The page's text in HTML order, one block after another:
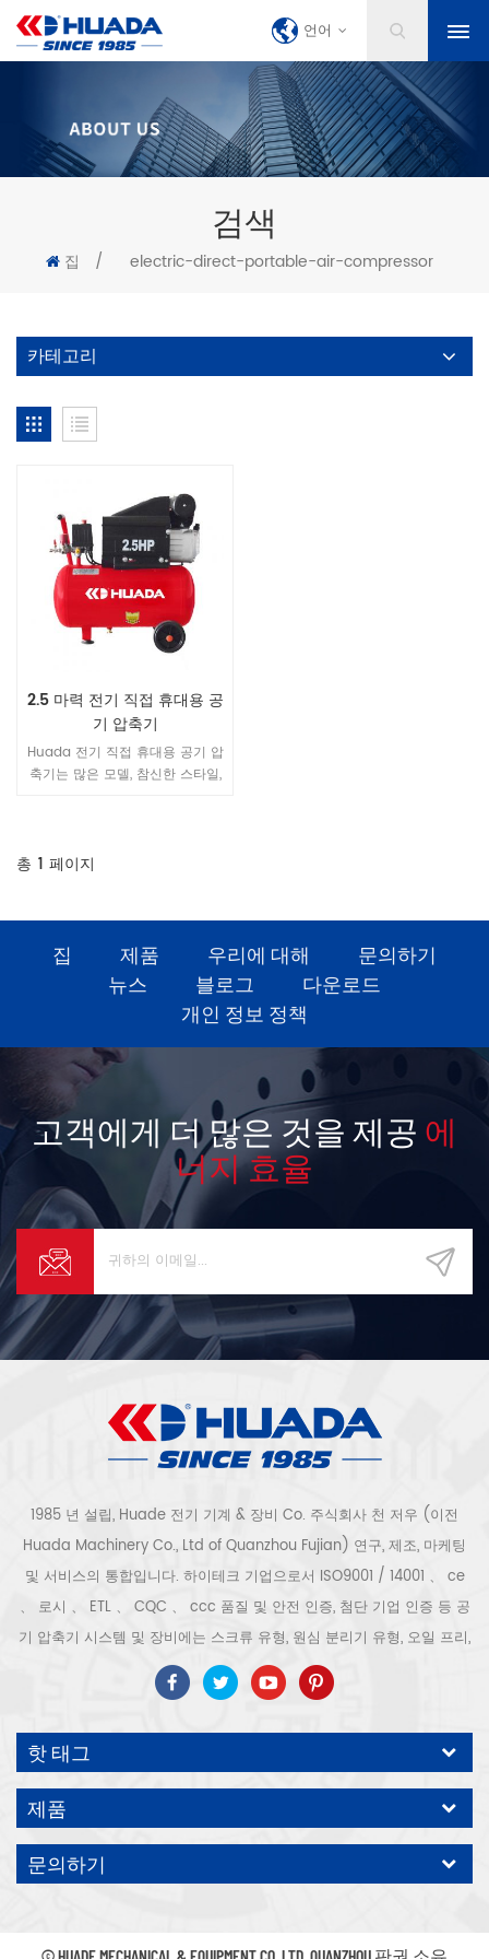
언어
검색
집 / electric-direct-portable-air-compressor
카테고리
2.5 마력 전기 직접 휴대용 공
기 압축기
Huada 전기 직접 휴대용 공기 압
축기는 많은 모델, 참신한 스타일,
요에 따라 선택할 수 있으며 다른
총 1 페이지
집 제품 우리에 대해
문의하기
뉴스
블로그
다운로드
개인 정보 정책
고객에게 더 많은 것을 제공 에
너지 효율
1985 년 설립, Huade 전기 기계 & 장비 Co. 주식회사 천 저우 (이전
Huada Machinery Co., Ltd of Quanzhou Fujian) 연구, 제조, 마케팅
및 서비스의 통합입니다. 하이테크 기업으로서 ISO9001 / 14001 、 ce
、 로시 、 ETL 、 CQC 、 ccc 품질 및 안전 인증, 첨단 기업 인증 등 공
기 압축기 시스템 및 장비에는 스크류 유형, 원심 분리기 유형, 오일 프리,
스크롤 유형, 피스톤 유형, 건조기, 필터, 배수기, 완전한 공기 압축기 생산
라인 등이 포함됩니다. 보다 300 가지 유형의 공기 압축기 산업 전문가
우리 회사는 보다 30 년 경력 from 압력 용기, 전기 모터, 정밀 부품 가공
및 장비에 대한 최고의 부품 주조 조립. 또한 우리 회사는 영구 자석 서보
모터의 자체 핵심 프로세스를 개발하고 관련 기술 특허를 획득하여 국가
에너지 절약 및 환경 보호 기술 발전에 기여했습니다. 우리 자신의 브랜
드 공기 압축기를 기대하십시오, ODM / OEM 수락입니다.
핫 태그
제품
문의하기